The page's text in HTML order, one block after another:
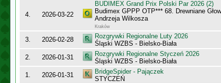
4. 2026-03-22
BUDIMEX Grand Prix Polski Par 2026 (2)
Budimex GPPP OTP*** 68. Drewniane
Andrzeja Wilkosza
Kraków
3. 2026-02-28
Rozgrywki Regionalne Luty 2026
Śląski WZBS - Bielsko-Biała
2.
2026-01-31
Rozgrywki Regionalne Styczeń 2026
Śląski WZBS - Bielsko-Biała
1.
2026-01-31
BridgeSpider - Pajączek
STYCZEŃ